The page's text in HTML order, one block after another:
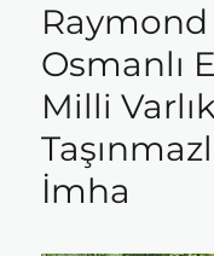
Osmanlı
Milli
İmha